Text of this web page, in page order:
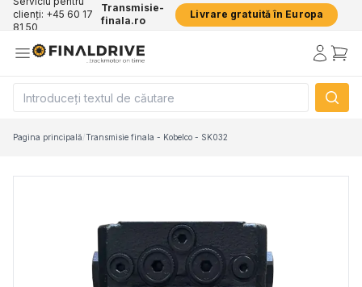
clienți: +45 60 17
81 50
Transmisie-
finala.ro
Livrare gratuită în Europa
Pagina principală/Transmisie finala - Kobelco - SK032